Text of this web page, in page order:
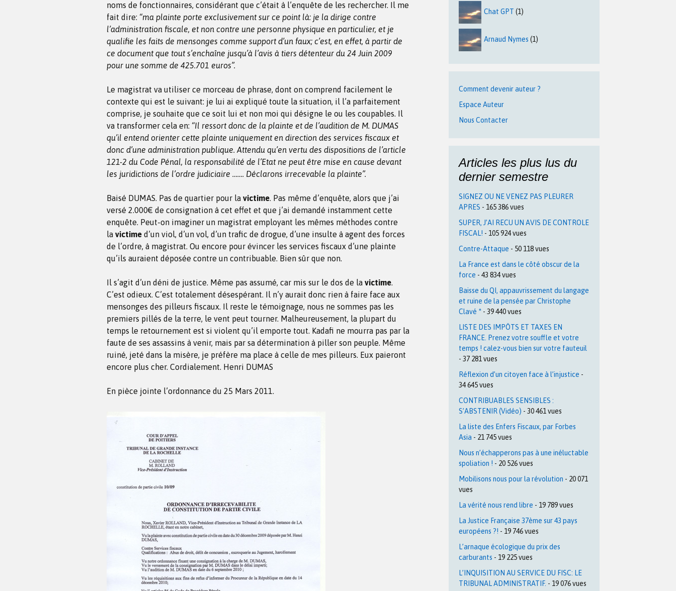
noms de fonctionnaires, considérant que c’était à l’enquête de les rechercher. Il me
fait dire: “ma plainte porte exclusivement sur ce point là: je la dirige contre
l’administration fiscale, et non contre une personne physique en particulier, et je
qualifie les faits de mensonges comme support d’un faux; c’est, en effet, à partir de
ce document que tout s’enchaîne jusqu’à l’avis à tiers détenteur du 24 Juin 2009
pour une somme de 425.701 euros”.
Le magistrat va utiliser ce morceau de phrase, dont on comprend facilement le
contexte qui est le suivant: je lui ai expliqué toute la situation, il l’a parfaitement
comprise, je souhaite que ce soit lui et non moi qui désigne le ou les coupables. Il
va transformer cela en: “Il ressort donc de la plainte et de l’audition de M. DUMAS
qu’il entend orienter cette plainte uniquement en direction des services fiscaux et
donc d’une administration publique. Attendu qu’en vertu des dispositions de l’article
121-2 du Code Pénal, la responsabilité de l’Etat ne peut être mise en cause devant
les juridictions de l’ordre judiciaire ……. Déclarons irrecevable la plainte”.
Baisé DUMAS. Pas de quartier pour la victime. Pas même d’enquête, alors que j’ai
versé 2.000€ de consignation à cet effet et que j’ai demandé instamment cette
enquête. Peut-on imaginer un magistrat employant les mêmes méthodes contre
la victime d’un viol, d’un vol, d’un trafic de drogue, d’une insulte à agent des forces
de l’ordre, à magistrat. Ou encore pour évincer les services fiscaux d’une plainte
qu’ils auraient déposée contre un contribuable. Bien sûr que non.
Il s’agit d’un déni de justice. Même pas assumé, car mis sur le dos de la victime.
C’est odieux. C’est totalement désespérant. Il n’y aurait donc rien à faire face aux
mensonges des pilleurs fiscaux. Il reste le témoignage, nous ne sommes pas les
premiers pillés de la terre, le vent peut tourner. Malheureusement, la plupart du
temps le retournement est si violent qu’il emporte tout. Kadafi ne mourra pas par la
faute de ses assassins à venir, mais par sa détermination à piller son peuple. Même
ruiné, jeté dans la misère, je préfère ma place à celle de mes pilleurs. Eux paieront
encore plus cher. Cordialement. Henri DUMAS
En pièce jointe l’ordonnance du 25 Mars 2011.
Chat GPT (1)
Arnaud Nymes (1)
Comment devenir auteur ?
Espace Auteur
Nous Contacter
Articles les plus lus du
dernier semestre
SIGNEZ OU NE VENEZ PAS PLEURER
APRES - 165 386 vues
SUPER, J’AI RECU UN AVIS DE CONTROLE
FISCAL! - 105 924 vues
Contre-Attaque - 50 118 vues
La France est dans le côté obscur de la
force - 43 834 vues
Baisse du QI, appauvrissement du langage
et ruine de la pensée par Christophe
Clavé * - 39 440 vues
LISTE DES IMPÔTS ET TAXES EN
FRANCE. Prenez votre souffle et votre
temps ! calez-vous bien sur votre fauteuil
- 37 281 vues
Réflexion d’un citoyen face à l’injustice -
34 645 vues
CONTRIBUABLES SENSIBLES :
S’ABSTENIR (Vidéo) - 30 461 vues
La liste des Enfers Fiscaux, par Forbes
Asia - 21 745 vues
Nous n’échapperons pas à une inéluctable
spoliation ! - 20 526 vues
Mobilisons nous pour la révolution - 20 071
vues
La vérité nous rend libre - 19 789 vues
La Justice Française 37ème sur 43 pays
européens ?! - 19 746 vues
L’arnaque écologique du prix des
carburants - 19 225 vues
L’INQUISITION AU SERVICE DU FISC: LE
TRIBUNAL ADMINISTRATIF. - 19 076 vues